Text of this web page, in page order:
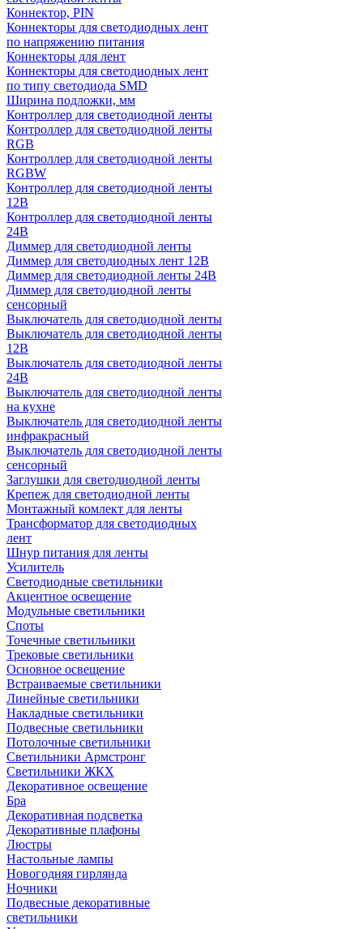
Коннектор, PIN
Коннекторы для светодиодных лент
по напряжению питания
Коннекторы для лент
Коннекторы для светодиодных лент
по типу светодиода SMD
Ширина подложки, мм
Контроллер для светодиодной ленты
Контроллер для светодиодной ленты
RGB
Контроллер для светодиодной ленты
RGBW
Контроллер для светодиодной ленты
12В
Контроллер для светодиодной ленты
24В
Диммер для светодиодной ленты
Диммер для светодиодных лент 12В
Диммер для светодиодной ленты 24В
Диммер для светодиодной ленты
сенсорный
Выключатель для светодиодной ленты
Выключатель для светодиодной ленты
12В
Выключатель для светодиодной ленты
24В
Выключатель для светодиодной ленты
на кухне
Выключатель для светодиодной ленты
инфракрасный
Выключатель для светодиодной ленты
сенсорный
Заглушки для светодиодной ленты
Крепеж для светодиодной ленты
Монтажный комлект для ленты
Трансформатор для светодиодных
лент
Шнур питания для ленты
Усилитель
Светодиодные светильники
Акцентное освещение
Модульные светильники
Споты
Точечные светильники
Трековые светильники
Основное освещение
Встраиваемые светильники
Линейные светильники
Накладные светильники
Подвесные светильники
Потолочные светильники
Светильники Армстронг
Светильники ЖКХ
Декоративное освещение
Бра
Декоративная подсветка
Декоративные плафоны
Люстры
Настольные лампы
Новогодняя гирлянда
Ночники
Подвесные декоративные
светильники